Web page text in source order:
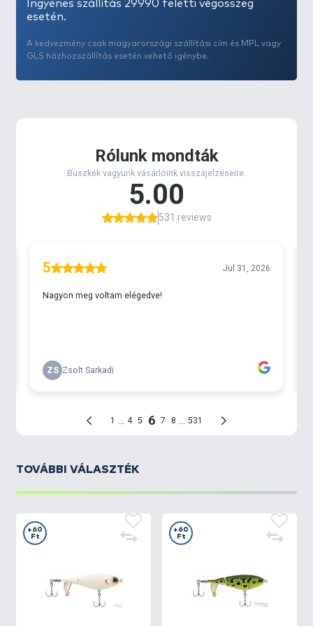
Ingyenes szállítás 29990 feletti végösszeg
esetén.
A kedvezmény csak magyarországi szállítási cím és MPL vagy
GLS házhozszállítás esetén vehető igénybe.
TOVÁBBI VÁLASZTÉK
+60
Ft
+60
Ft